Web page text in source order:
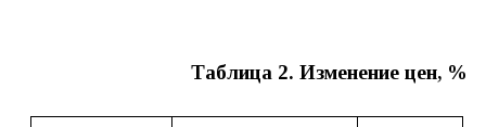
Таблица 2. Изменение цен, %